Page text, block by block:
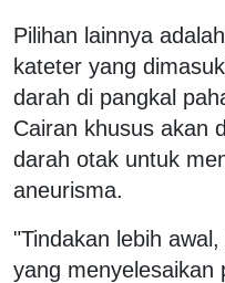
Pilihan lainnya
kateter yang
darah di pangkal
Cairan khusus akan
darah otak untuk
aneurisma.
"Tindakan lebih
yang menyelesaikan